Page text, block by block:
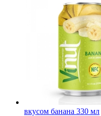
вкусом банана 330 мл